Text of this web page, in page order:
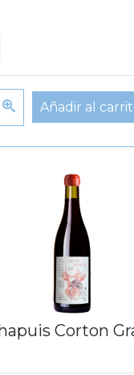
Añadir al
Corton